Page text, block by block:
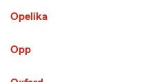
Opelika
Opp